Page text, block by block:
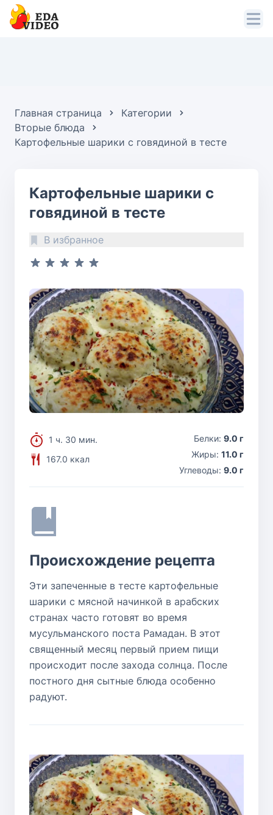
Главная страница
Категории
Вторые блюда
Картофельные шарики с говядиной в тесте
Картофельные шарики с
говядиной в тесте
В избранное
1 ч. 30 мин.
167.0 ккал
Белки: 9.0 г
Жиры: 11.0 г
Углеводы: 9.0 г
Происхождение рецепта
Эти запеченные в тесте картофельные
шарики с мясной начинкой в арабских
странах часто готовят во время
мусульманского поста Рамадан. В этот
священный месяц первый прием пищи
происходит после захода солнца. После
постного дня сытные блюда особенно
радуют.